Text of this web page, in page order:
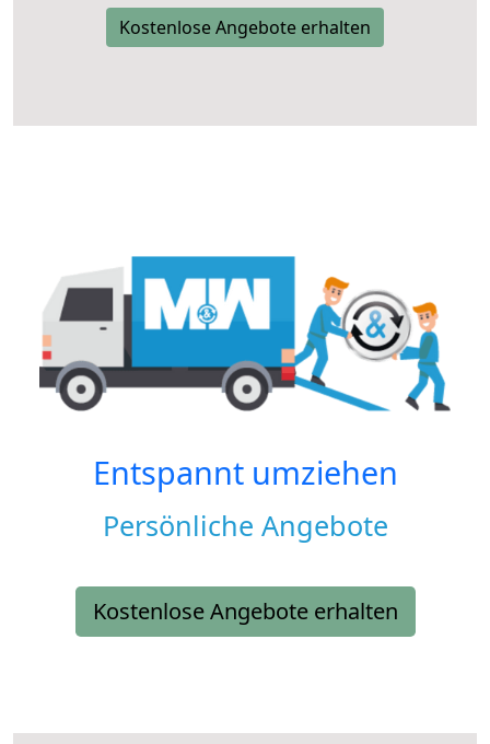
Kostenlose Angebote erhalten
Entspannt umziehen
Persönliche Angebote
Kostenlose Angebote erhalten